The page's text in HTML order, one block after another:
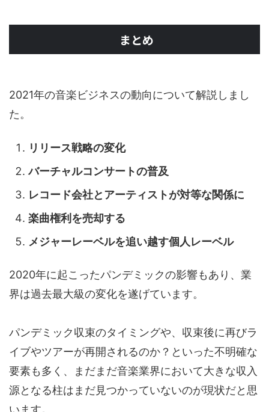
まとめ
2021年の音楽ビジネスの動向について解説しまし
た。
リリース戦略の変化
バーチャルコンサートの普及
レコード会社とアーティストが対等な関係に
楽曲権利を売却する
メジャーレーベルを追い越す個人レーベル
2020年に起こったパンデミックの影響もあり、業
界は過去最大級の変化を遂げています。
パンデミック収束のタイミングや、収束後に再びラ
イブやツアーが再開されるのか？といった不明確な
要素も多く、まだまだ音楽業界において大きな収入
源となる柱はまだ見つかっていないのが現状だと思